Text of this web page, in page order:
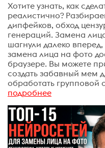
Хотите узнать, как
реалистично?
дипфейков, обход
генераций. Замена
шагнули далеко
замена лица на фото
браузере. Вы можете
создать забавный мем
обработать групповой
подробнее